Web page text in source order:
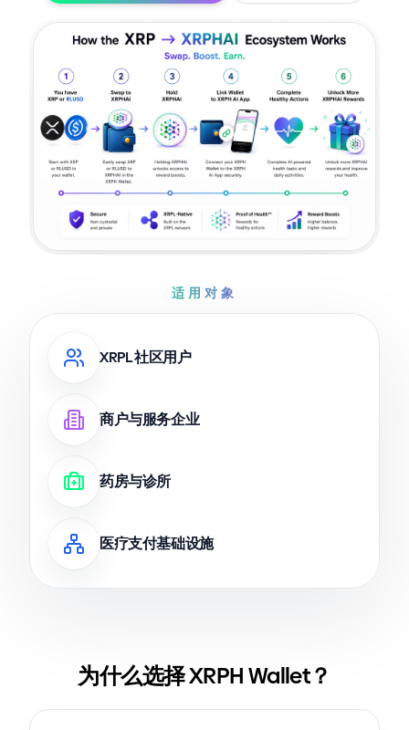
适用对象
XRPL 社区用户
商户与服务企业
药房与诊所
医疗支付基础设施
为什么选择 XRPH Wallet？